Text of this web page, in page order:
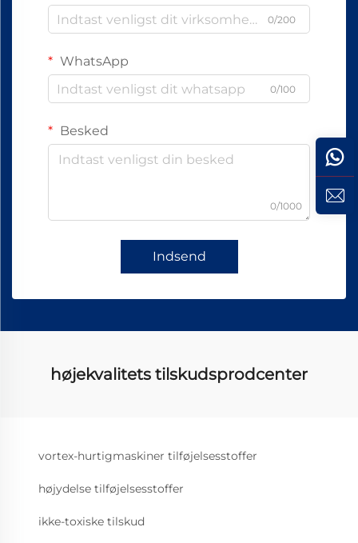
0/200
WhatsApp
0/100
Besked
0/1000
Indsend
højekvalitets tilskudsprodcenter
vortex-hurtigmaskiner tilføjelsesstoffer
højydelse tilføjelsesstoffer
ikke-toxiske tilskud